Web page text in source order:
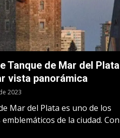
Tanque de Mar del
vista panorámica
2023
Mar del Plata es uno de los
de la ciudad. Con